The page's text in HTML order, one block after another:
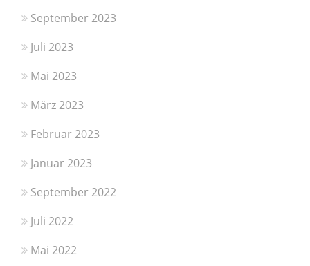
September 2023
Juli 2023
Mai 2023
März 2023
Februar 2023
Januar 2023
September 2022
Juli 2022
Mai 2022